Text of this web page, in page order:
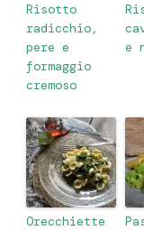
Risotto
radicchio,
pere e
formaggio
cremoso
e
Orecchiette